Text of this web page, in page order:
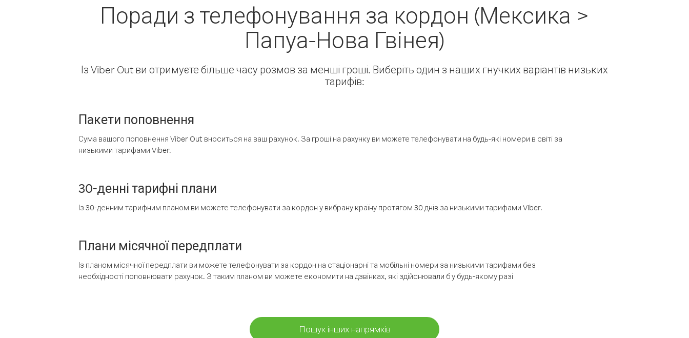
Поради з телефонування за кордон (Мексика >
Папуа-Нова Гвінея)
Із Viber Out ви отримуєте більше часу розмов за менші гроші. Виберіть один з наших гнучких варіантів низьких
тарифів:
Пакети поповнення
Сума вашого поповнення Viber Out вноситься на ваш рахунок. За гроші на рахунку ви можете телефонувати на будь-які номери в світі за
низькими тарифами Viber.
30-денні тарифні плани
Із 30-денним тарифним планом ви можете телефонувати за кордон у вибрану країну протягом 30 днів за низькими тарифами Viber.
Плани місячної передплати
Із планом місячної передплати ви можете телефонувати за кордон на стаціонарні та мобільні номери за низькими тарифами без
необхідності поповнювати рахунок. З таким планом ви можете економити на дзвінках, які здійснювали б у будь-якому разі
Пошук інших напрямків